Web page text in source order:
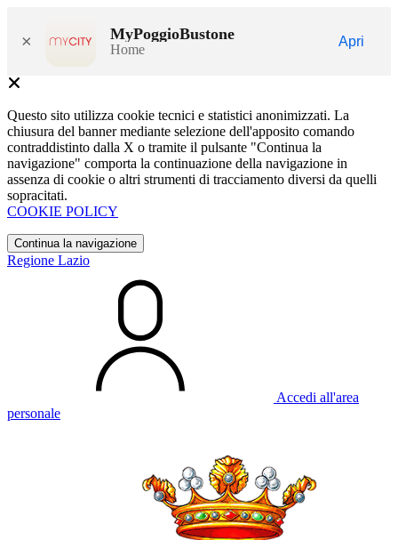
× MyPoggioBustone
Home
Apri
Questo sito utilizza cookie tecnici e statistici anonimizzati. La
chiusura del banner mediante selezione dell'apposito comando
contraddistinto dalla X o tramite il pulsante "Continua la
navigazione" comporta la continuazione della navigazione in
assenza di cookie o altri strumenti di tracciamento diversi da quelli
sopracitati.
COOKIE POLICY
Continua la navigazione
Regione Lazio
Accedi all'area
personale